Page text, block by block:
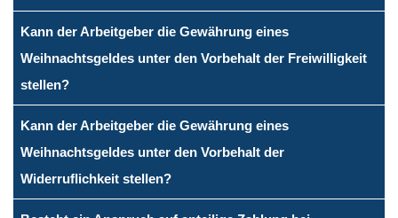
Kann der Arbeitgeber die Gewährung eines
Weihnachtsgeldes unter den Vorbehalt der Freiwilligkeit
stellen?
Kann der Arbeitgeber die Gewährung eines
Weihnachtsgeldes unter den Vorbehalt der
Widerruflichkeit stellen?